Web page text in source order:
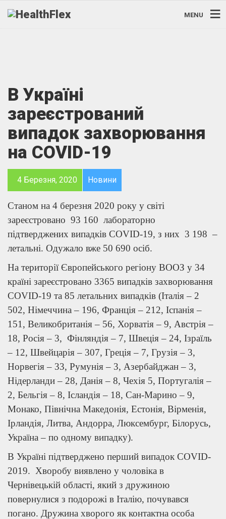
MENU
В Україні
зареєстрований
випадок захворювання
на COVID-19
4 Березня, 2020 Новини
Станом на 4 березня 2020 року у світі
зареєстровано 93 160 лабораторно
підтверджених випадків COVID-19, з них 3 198 –
летальні. Одужало вже 50 690 осіб.
На території Європейського регіону ВООЗ у 34
країні зареєстровано 3365 випадків захворювання
COVID-19 та 85 летальних випадків (Італія – 2
502, Німеччина – 196, Франція – 212, Іспанія –
151, Великобританія – 56, Хорватія – 9, Австрія –
18, Росія – 3, Фінляндія – 7, Швеція – 24, Ізраїль
– 12, Швейцарія – 307, Греція – 7, Грузія – 3,
Норвегія – 33, Румунія – 3, Азербайджан – 3,
Нідерланди – 28, Данія – 8, Чехія 5, Португалія –
2, Бельгія – 8, Ісландія – 18, Сан-Марино – 9,
Монако, Північна Македонія, Естонія, Вірменія,
Ірландія, Литва, Андорра, Люксембург, Білорусь,
Україна – по одному випадку).
В Україні підтверджено перший випадок COVID-
2019. Хворобу виявлено у чоловіка в
Чернівецькій області, який з дружиною
повернулися з подорожі в Італію, почувався
погано. Дружина хворого як контактна особа